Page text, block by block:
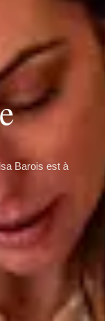
Barois est à